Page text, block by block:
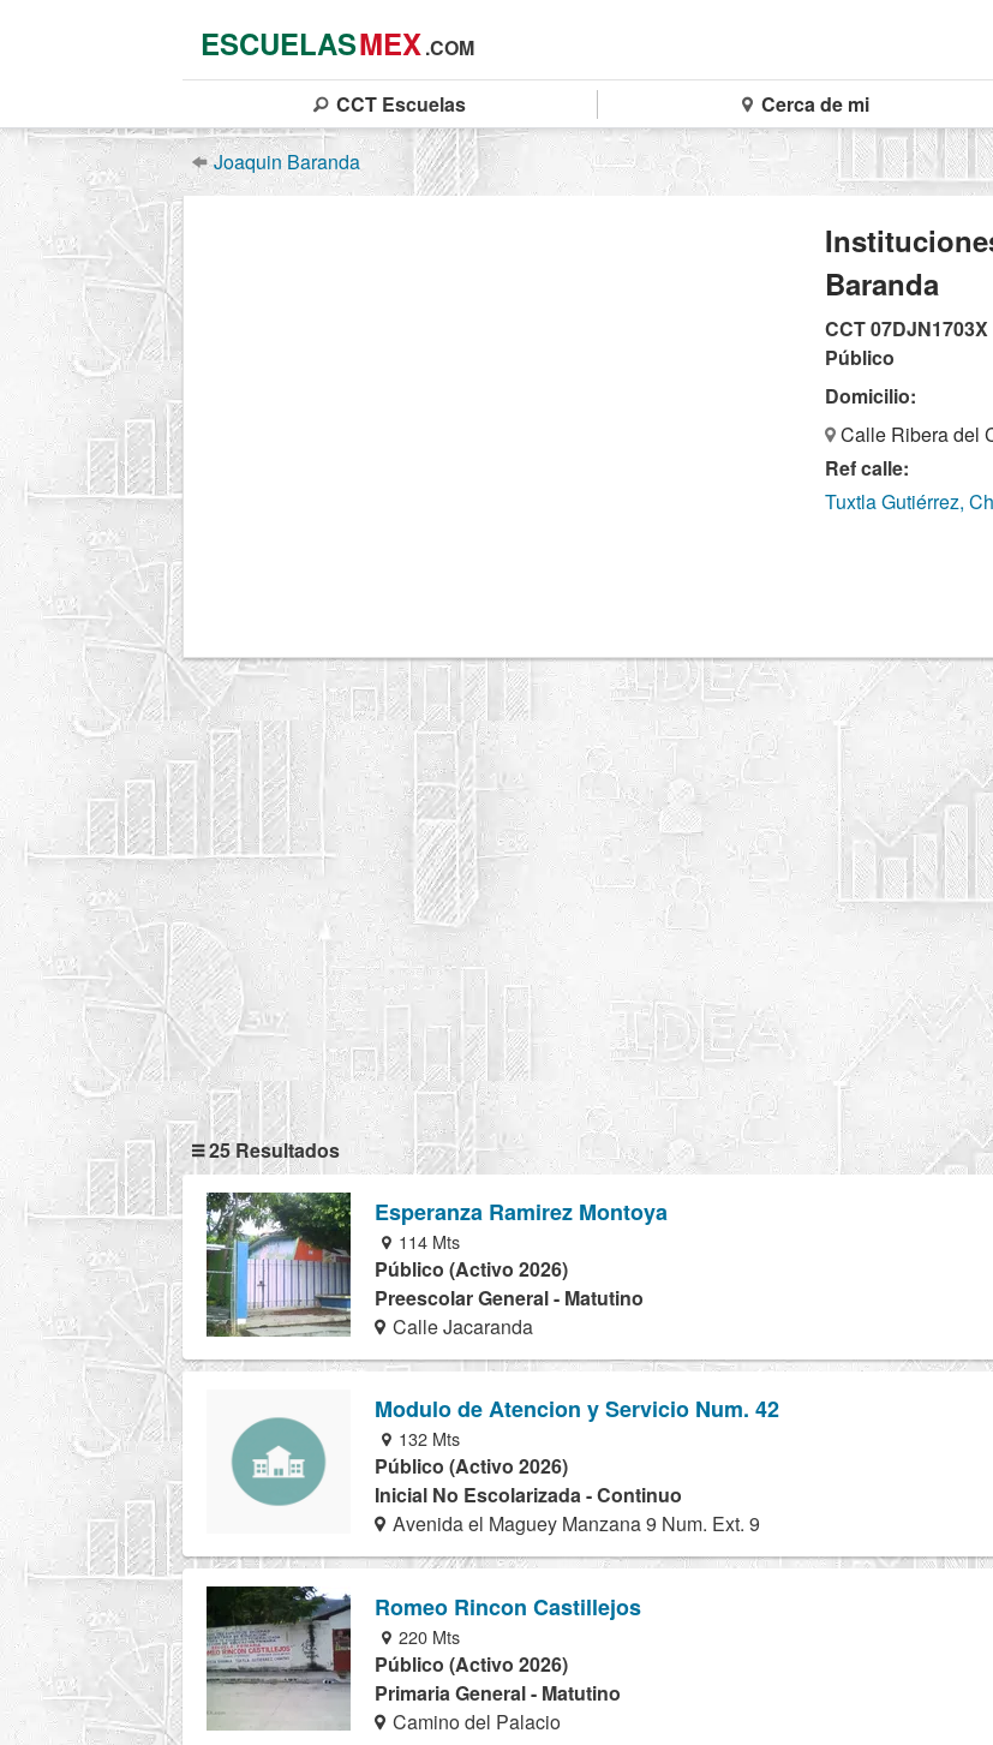
ESCUELASMEX.COM
CCT Escuelas Cerca de mi
Joaquin Baranda
Baranda
CCT 07DJN1703X
Público
Domicilio:
Calle Ribera del
Ref calle:
Tuxtla Gutiérrez,
25 Resultados
Esperanza Ramirez Montoya
114 Mts
Público (Activo 2026)
Preescolar General - Matutino
Calle Jacaranda
Modulo de Atencion y Servicio Num. 42
132 Mts
Público (Activo 2026)
Inicial No Escolarizada - Continuo
Avenida el Maguey Manzana 9 Num. Ext. 9
Romeo Rincon Castillejos
220 Mts
Público (Activo 2026)
Primaria General - Matutino
Camino del Palacio